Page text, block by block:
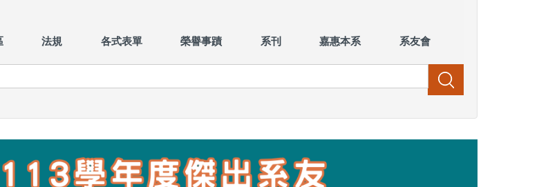
法規 各式表單 榮譽事蹟 系刊 嘉惠本系 系友會
搜尋